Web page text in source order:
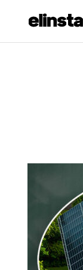
Läs
Om
Kontakt
QUIZ: VAD